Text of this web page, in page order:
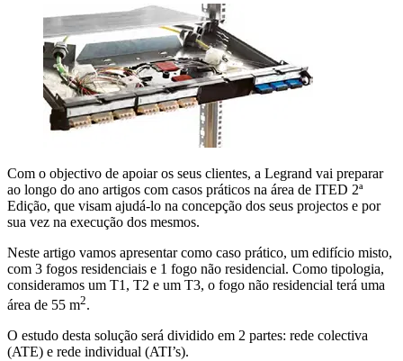
Com o objectivo de apoiar os seus clientes, a Legrand vai preparar
ao longo do ano artigos com casos práticos na área de ITED 2ª
Edição, que visam ajudá-lo na concepção dos seus projectos e por
sua vez na execução dos mesmos.
Neste artigo vamos apresentar como caso prático, um edifício misto,
com 3 fogos residenciais e 1 fogo não residencial. Como tipologia,
consideramos um T1, T2 e um T3, o fogo não residencial terá uma
área de 55 m2.
O estudo desta solução será dividido em 2 partes: rede colectiva
(ATE) e rede individual (ATI’s).